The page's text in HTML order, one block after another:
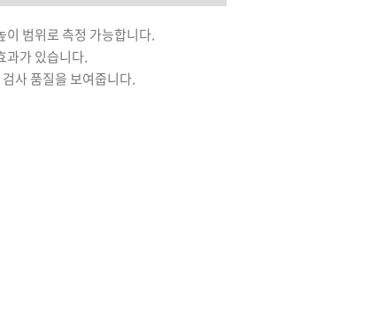
범위로 측정 가능합니다.
과가 있습니다.
사 품질을 보여줍니다.